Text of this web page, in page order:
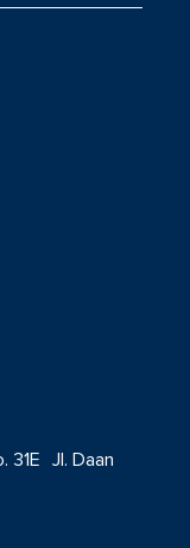
31E Jl. Daan